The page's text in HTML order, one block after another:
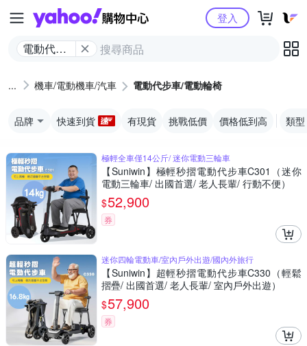
Yahoo購物中心
電動代步
椅
登入
機車/電動機車/汽車 電動代步車/電動輪椅
品牌 快速到貨 有現貨 挑戰低價 價格低到高 類型
極輕全車僅14公斤/ 迷你電動三輪車
【Suniwin】極輕秒摺電動代步車C301（迷你
電動三輪車/ 出國首選/ 老人長輩/ 行動不便）
$52,900
券
迷你四輪電動車/室內戶外出遊/國內外旅行
【Suniwin】超輕秒摺電動代步車C330（輕鬆
摺疊/ 出國首選/ 老人長輩/ 室內戶外出遊）
$57,900
券